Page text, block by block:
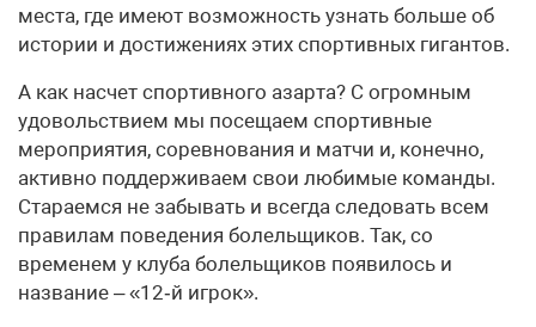
места, где имеют возможность узнать больше об
истории и достижениях этих спортивных гигантов.
А как насчет спортивного азарта? С огромным
удовольствием мы посещаем спортивные
мероприятия, соревнования и матчи и, конечно,
активно поддерживаем свои любимые команды.
Стараемся не забывать и всегда следовать всем
правилам поведения болельщиков. Так, со
временем у клуба болельщиков появилось и
название – «12‑й игрок».